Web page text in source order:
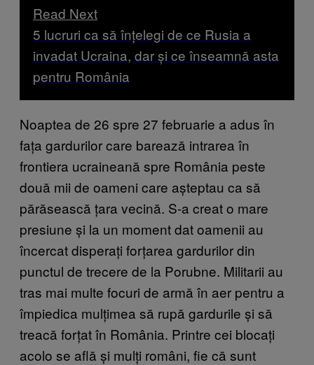
Read Next
5 lucruri ca să înțelegi de ce Rusia a
invadat Ucraina, dar și ce înseamnă asta
pentru România
Noaptea de 26 spre 27 februarie a adus în
fața gardurilor care barează intrarea în
frontiera ucraineană spre România peste
două mii de oameni care așteptau ca să
părăsească țara vecină. S-a creat o mare
presiune și la un moment dat oamenii au
încercat disperați forțarea gardurilor din
punctul de trecere de la Porubne. Militarii au
tras mai multe focuri de armă în aer pentru a
împiedica mulțimea să rupă gardurile și să
treacă forțat în România. Printre cei blocați
acolo se află și mulți români, fie că sunt